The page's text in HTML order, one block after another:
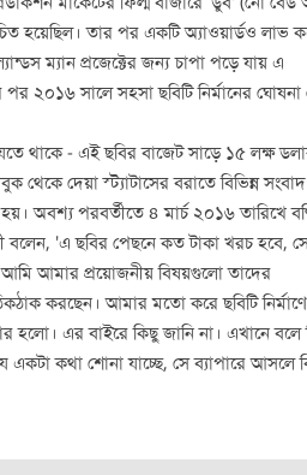
হয়েছিল। তার পর একটি অ্যাওয়ার্ডও লাভ
ম্যান প্রজেক্টের জন্য চাপা পড়ে যায় এ
২০১৬ সালে সহসা ছবিটি নির্মানের ঘোষনা
থাকে - এই ছবির বাজেট সাড়ে ১৫ লক্ষ
থেকে দেয়া স্ট্যাটাসের বরাতে বিভিন্ন সংবাদ
অবশ্য পরবর্তীতে ৪ মার্চ ২০১৬ তারিখে
বলেন, 'এ ছবির পেছনে কত টাকা খরচ হবে,
আমার প্রয়োজনীয় বিষয়গুলো তাদের
করছেন। আমার মতো করে ছবিটি
হলো। এর বাইরে কিছু জানি না। এখানে বলে
একটা কথা শোনা যাচ্ছে, সে ব্যাপারে আসলে